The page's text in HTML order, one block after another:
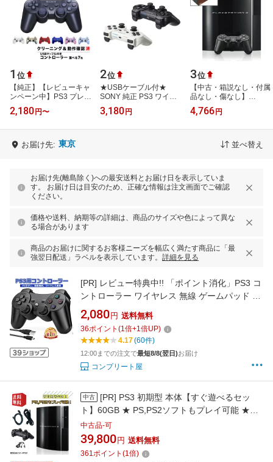
1 位
【純正】【レビューキャ
ンペーン中】PS3 プレイ
ステーション3 コントロ
ーラー DUALSHOCK3
2,180 円〜
2位
★USBケーブル付★
SONY 純正 PS3 ワイヤ
レスコントローラ
DUALSHOCK3 選べるカ
3,180 円
3位
【中古・箱説なし・付属
品なし・傷なし】
PlayStation3 HDD 40GB
CECH－H00 クリアブラ
4,766 円
お届け先: 東京 並べ替え
お届け先(離島除く)への最安送料とお届け日を表示していま
す。 お届け日は目安のため、正確な情報は注文画面でご確認
ください。
価格や送料、納期等の詳細は、商品のサイズや色によって異な
る場合があります
商品のお届けに関するお客様ニーズを幅広く満たす商品に「最
強翌日配送」ラベルを表示しています。 詳細を見る
[PR] レビュー特典中!! 「ポイント消化」PS3 コ
ントローラー ワイヤレス 無線 ゲームパッド 振
動機能 人間工学 USB ケーブル 6軸リモートゲ
ームパッド 充電式 USB[送料無料]
2,080 円 送料無料
36ポイント (1倍+1倍UP)
4.17(60件)
12:00までの注文で最短8/8(翌日)お届け
コンプリート屋
中古 [PR] PS3 初期型 本体【すぐ遊べるセッ
ト】60GB ★ PS,PS2ソフトもプレイ可能 ★
PLAYSTATION 3 プレイステーション3
CECHA00 ☆キャンペーン対象商品☆
中古品-可
39,800 円 送料無料
361ポイント (1倍)